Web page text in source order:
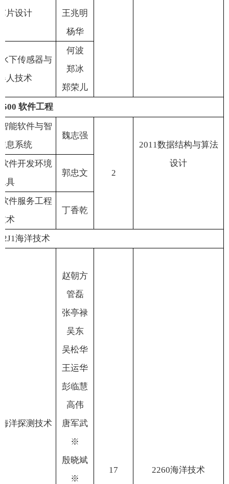
片设计
王兆明
杨华
水下传感器与
人技术
何波
郑冰
郑荣儿
软件工程
智能软件与智
息系统
魏志强
2
2011数据结构与算法
设计
软件开发环境
具
郭忠文
软件服务工程
术
丁香乾
海洋技术
海洋探测技术
赵朝方
管磊
张亭禄
吴东
吴松华
王运华
彭临慧
高伟
唐军武
※
殷晓斌
※
17 2260海洋技术